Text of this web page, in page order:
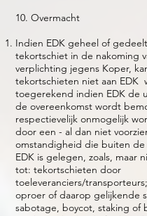
10. Overmacht
Indien EDK geheel of
tekortschiet in de nakoming
verplichting jegens Koper,
tekortschieten niet aan EDK
toegerekend indien EDK de
de overeenkomst wordt
respectievelijk onmogelijk
door een - al dan niet
omstandigheid die buiten de
EDK is gelegen, zoals, maar
tot: tekortschieten door
toeleveranciers/
oproer of daarop gelijkende
sabotage, boycot, staking of